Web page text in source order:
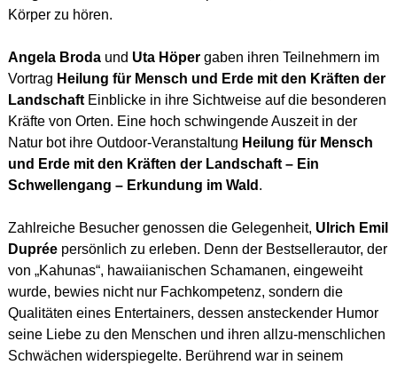
Körper zu hören.
Angela Brodaund Uta Höpergaben ihren Teilnehmern im
Vortrag Heilung für Mensch und Erde mit den Kräften der
LandschaftEinblicke in ihre Sichtweise auf die besonderen
Kräfte von Orten. Eine hoch schwingende Auszeit in der
Natur bot ihre Outdoor-Veranstaltung Heilung für Mensch
und Erde mit den Kräften der Landschaft – Ein
Schwellengang – Erkundung im Wald .
Zahlreiche Besucher genossen die Gelegenheit, Ulrich Emil
Dupréepersönlich zu erleben. Denn der Bestsellerautor, der
von „Kahunas“, hawaiianischen Schamanen, eingeweiht
wurde, bewies nicht nur Fachkompetenz, sondern die
Qualitäten eines Entertainers, dessen ansteckender Humor
seine Liebe zu den Menschen und ihren allzu-menschlichen
Schwächen widerspiegelte. Berührend war in seinem